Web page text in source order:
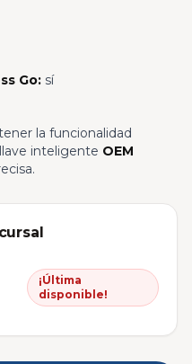
Go:sí
la funcionalidad
inteligente OEM
¡Última
disponible!